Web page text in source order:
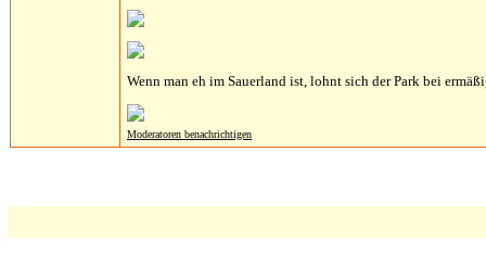
Wenn man eh im Sauerland ist, lohnt sich der Park bei
Moderatoren benachrichtigen